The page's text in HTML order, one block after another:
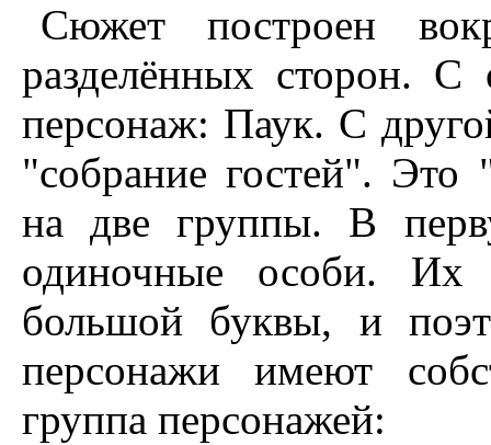
Сюжет построен
разделённых сторон. С
персонаж: Паук. С
"собрание гостей". Это
на две группы. В
одиночные особи.
большой буквы, и
персонажи имеют
группа персонажей: